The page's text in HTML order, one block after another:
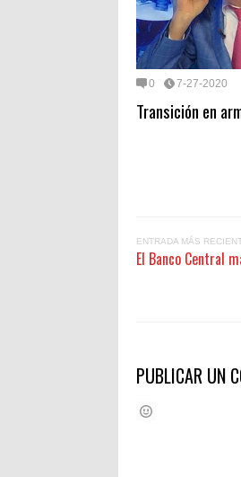
0 7-27-2020
Transición en
ENTRADA MÁS
El Banco Central
PUBLICAR UN